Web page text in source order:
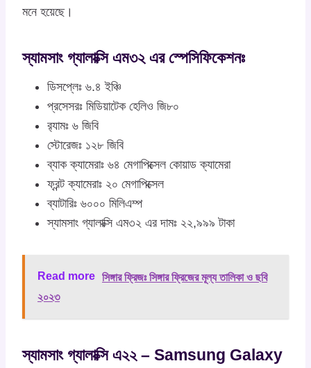
মনে হয়েছে।
স্যামসাং গ্যালাক্সি এম৩২ এর স্পেসিফিকেশনঃ
ডিসপ্লেঃ ৬.৪ ইঞ্চি
প্রসেসরঃ মিডিয়াটেক হেলিও জি৮০
র‍্যামঃ ৬ জিবি
স্টোরেজঃ ১২৮ জিবি
ব্যাক ক্যামেরাঃ ৬৪ মেগাপিক্সেল কোয়াড ক্যামেরা
ফ্রন্ট ক্যামেরাঃ ২০ মেগাপিক্সেল
ব্যাটারিঃ ৬০০০ মিলিএম্প
স্যামসাং গ্যালাক্সি এম৩২ এর দামঃ ২২,৯৯৯ টাকা
Read more সিঙ্গার ফ্রিজঃ সিঙ্গার ফ্রিজের মূল্য তালিকা ও ছবি
২০২৩
স্যামসাং গ্যালাক্সি এ২২ – Samsung Galaxy